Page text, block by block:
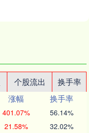
个股流出
换手率
涨幅
换手率
401.07% 56.14%
21.58% 32.02%